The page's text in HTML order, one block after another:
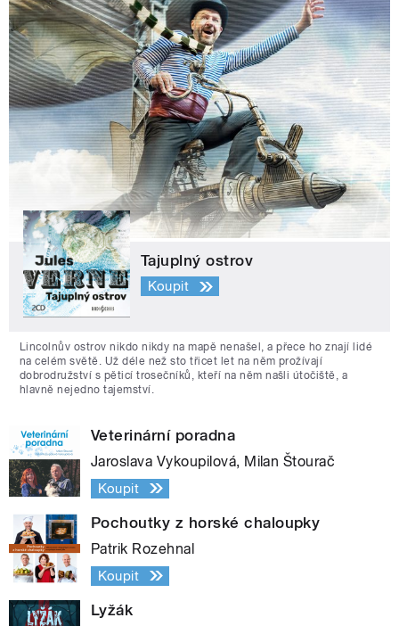
Tajuplný ostrov
Koupit
Lincolnův ostrov nikdo nikdy na mapě nenašel, a přece ho znají lidé
na celém světě. Už déle než sto třicet let na něm prožívají
dobrodružství s pěticí trosečníků, kteří na něm našli útočiště, a
hlavně nejedno tajemství.
Veterinární poradna
Jaroslava Vykoupilová, Milan Štourač
Koupit
Pochoutky z horské chaloupky
Patrik Rozehnal
Koupit
Lyžák